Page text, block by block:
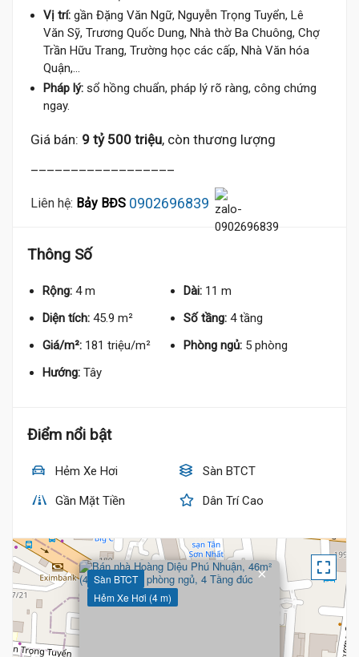
Vị trí: gần Đặng Văn Ngữ, Nguyễn Trọng Tuyển, Lê
Văn Sỹ, Trương Quốc Dung, Nhà thờ Ba Chuông, Chợ
Trần Hữu Trang, Trường học các cấp, Nhà Văn hóa
Quận,...
Pháp lý: sổ hồng chuẩn, pháp lý rõ ràng, công chứng
ngay.
Giá bán: 9 tỷ 500 triệu, còn thương lượng
Liên hệ: Bảy BĐS 0902696839
Thông Số
Rộng: 4 m Dài: 11 m
Diện tích: 45.9 m² Số tầng: 4 tầng
Giá/m²: 181 triệu/m² Phòng ngủ: 5 phòng
Hướng: Tây
Điểm nổi bật
Hẻm Xe Hơi Sàn BTCT
Gần Mặt Tiền Dân Trí Cao
Sàn BTCT
Hẻm Xe Hơi (4 m)
×